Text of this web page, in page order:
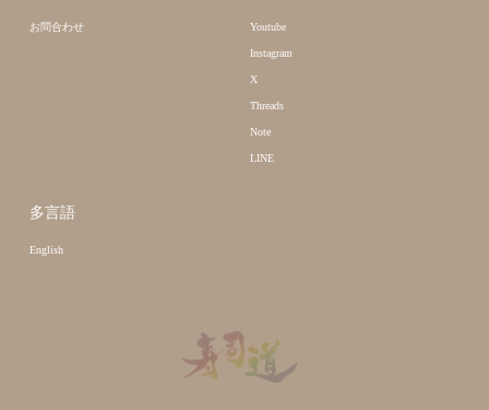
お問合わせ Youtube
Instagram
X
Threads
Note
LINE
多言語
English